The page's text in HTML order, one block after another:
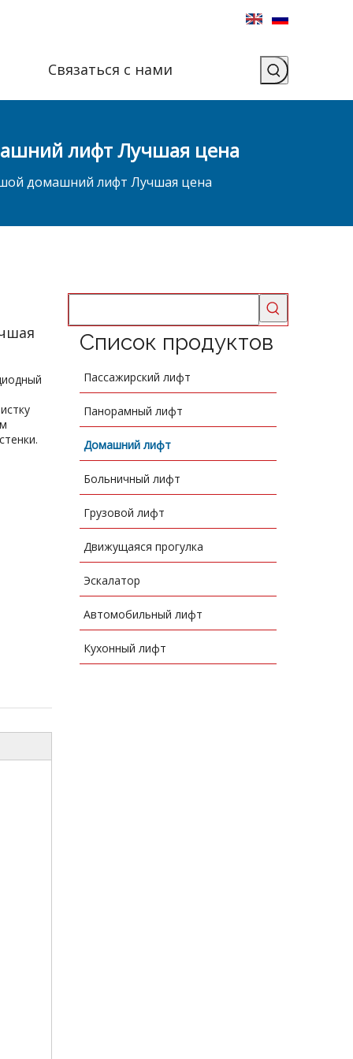
Связаться с нами
лифт Лучшая цена
домашний лифт Лучшая цена
Список продуктов
Пассажирский лифт
Панорамный лифт
Домашний лифт
Больничный лифт
Грузовой лифт
Движущаяся прогулка
Эскалатор
Автомобильный лифт
Кухонный лифт